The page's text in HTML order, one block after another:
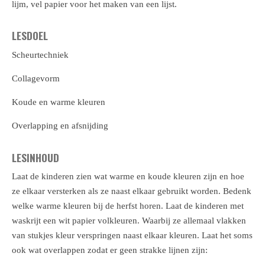
lijm, vel papier voor het maken van een lijst.
LESDOEL
Scheurtechniek
Collagevorm
Koude en warme kleuren
Overlapping en afsnijding
LESINHOUD
Laat de kinderen zien wat warme en koude kleuren zijn en hoe
ze elkaar versterken als ze naast elkaar gebruikt worden. Bedenk
welke warme kleuren bij de herfst horen. Laat de kinderen met
waskrijt een wit papier volkleuren. Waarbij ze allemaal vlakken
van stukjes kleur verspringen naast elkaar kleuren. Laat het soms
ook wat overlappen zodat er geen strakke lijnen zijn: